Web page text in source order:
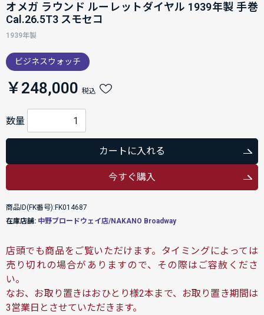
オメガ ラウンド ルーレットダイヤル 1939年製 手巻
Cal.26.5T3 スモセコ
1939年製
ビジネスウォッチ
￥248,000 税込
数量
カートに入れる
今すぐ購入
商品ID(FK番号):FK014687
在庫店舗: 中野ブロードウェイ店/NAKANO Broadway
店頭でも商品をご覧いただけます。タイミングによっては
売り切れの場合がありますので、その際はご容赦くださ
い。
なお、お取り置きはおひとり様2本まで、お取り置き期間は
3営業日とさせていただきます。